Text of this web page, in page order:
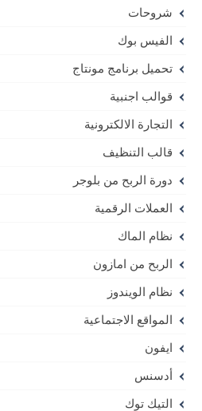
شروحات
الفيس بوك
تحميل برنامج مونتاج
قوالب اجنبية
التجارة الالكترونية
قالب التنظيف
دورة الربح من بلوجر
العملات الرقمية
نظام الماك
الربح من امازون
نظام الويندوز
المواقع الاجتماعية
ايفون
أدسنس
التيك توك